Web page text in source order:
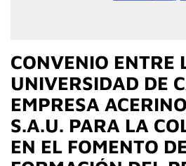
CONVENIO ENTRE
UNIVERSIDAD DE
EMPRESA
S.A.U. PARA LA
EN EL FOMENTO